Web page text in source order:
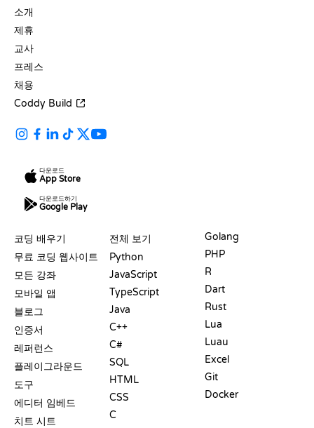
소개
제휴
교사
프레스
채용
Coddy Build
다운로드
App Store
다운로드하기
Google Play
코딩 배우기
무료 코딩 웹사이트
모든 강좌
모바일 앱
블로그
인증서
레퍼런스
플레이그라운드
도구
에디터 임베드
치트 시트
전체 보기
Python
JavaScript
TypeScript
Java
C++
C#
SQL
HTML
CSS
C
Golang
PHP
R
Dart
Rust
Lua
Luau
Excel
Git
Docker